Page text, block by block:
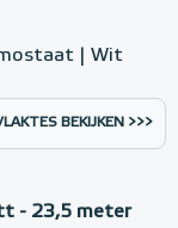
| Wit
BEKIJKEN >>>
- 23,5 meter